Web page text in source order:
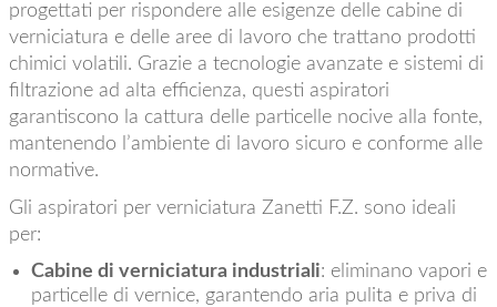
progettati per rispondere alle esigenze delle cabine di
verniciatura e delle aree di lavoro che trattano prodotti
chimici volatili. Grazie a tecnologie avanzate e sistemi di
filtrazione ad alta efficienza, questi aspiratori
garantiscono la cattura delle particelle nocive alla fonte,
mantenendo l’ambiente di lavoro sicuro e conforme alle
normative.
Gli aspiratori per verniciatura Zanetti F.Z. sono ideali
per:
Cabine di verniciatura industriali: eliminano vapori e
particelle di vernice, garantendo aria pulita e priva di